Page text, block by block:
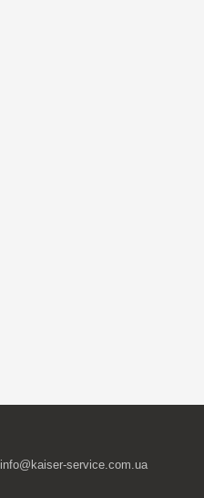
info@kaiser-service.com.ua